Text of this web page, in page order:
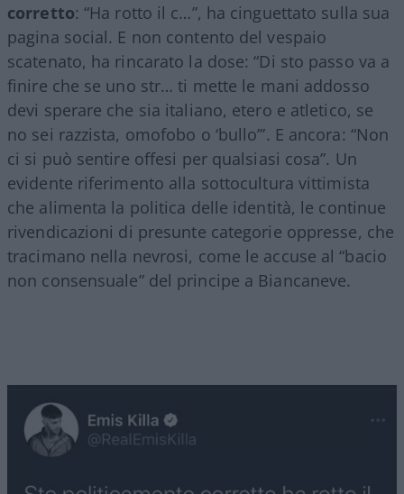
corretto: “Ha rotto il c…”, ha cinguettato sulla sua
pagina social. E non contento del vespaio
scatenato, ha rincarato la dose: “Di sto passo va a
finire che se uno str… ti mette le mani addosso
devi sperare che sia italiano, etero e atletico, se
no sei razzista, omofobo o ‘bullo’”. E ancora: “Non
ci si può sentire offesi per qualsiasi cosa”. Un
evidente riferimento alla sottocultura vittimista
che alimenta la politica delle identità, le continue
rivendicazioni di presunte categorie oppresse, che
tracimano nella nevrosi, come le accuse al “bacio
non consensuale” del principe a Biancaneve.